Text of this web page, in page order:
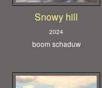
Snowy hill
2024
boom schaduw